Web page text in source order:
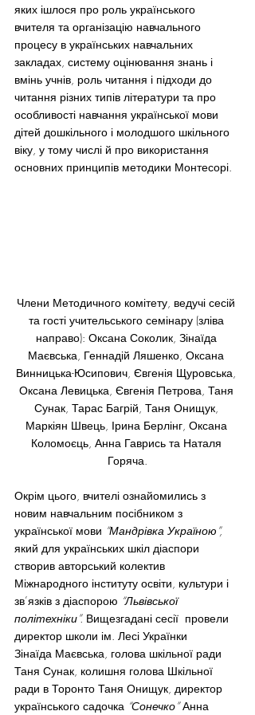
яких ішлося про роль українського
вчителя та організацію навчального
процесу в українських навчальних
закладах, систему оцінювання знань і
вмінь учнів, роль читання і підходи до
читання різних типів літератури та про
особливості навчання української мови
дітей дошкільного і молодшого шкільного
віку, у тому числі й про використання
основних принципів методики Монтесорі.
Члени Методичного комітету, ведучі сесій
та гості учительського семінару (зліва
направо): Оксана Соколик, Зінаїда
Маєвська, Геннадій Ляшенко, Оксана
Винницька-Юсипович, Євгенія Щуровська,
Оксана Левицька, Євгенія Петрова, Таня
Сунак, Тарас Багрій, Таня Онищук,
Маркіян Швець, Ірина Берлінг, Оксана
Коломоєць, Анна Гаврись та Наталя
Горяча.
Окрім цього, вчителі ознайомились з
новим навчальним посібником з
української мови “Мандрівка Україною”,
який для українських шкіл діаспори
створив авторський колектив
Міжнародного інституту освіти, культури і
зв’язків з діаспорою “Львівської
політехніки”. Вищезгадані сесії провели
директор школи ім. Лесі Українки
Зінаїда Маєвська, голова шкільної ради
Таня Сунак, колишня голова Шкільної
ради в Торонто Таня Онищук, директор
українського садочка “Сонечко” Анна